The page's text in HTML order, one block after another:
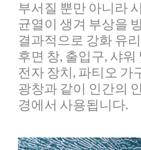
부서질 뿐만 아니라
균열이 생겨 부상을
결과적으로 강화 유
후면 창, 출입구, 샤
전자 장치, 파티오 가
광창과 같이 인간의
경에서 사용됩니다.